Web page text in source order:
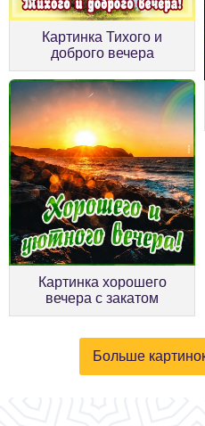
Картинка Тихого и
доброго вечера
Картинка хорошего
вечера с закатом
Больше